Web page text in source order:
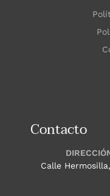
Contacto
Calle